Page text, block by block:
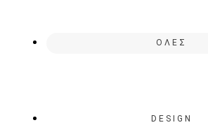
ΟΛΕΣ
DESIGN